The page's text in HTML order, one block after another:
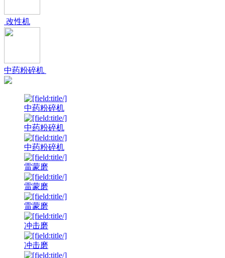
改性机
中药粉碎机
中药粉碎机
中药粉碎机
中药粉碎机
雷蒙磨
雷蒙磨
雷蒙磨
冲击磨
冲击磨